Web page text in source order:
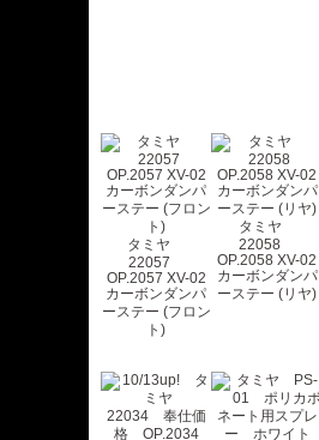
タミヤ
22057
OP.2057 XV-02
カーボンダンパ
ーステー (フロン
ト)
タミヤ
22058
OP.2058 XV-02
カーボンダンパ
ーステー (リヤ)